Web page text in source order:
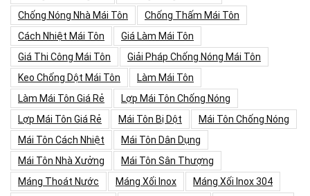
Chống Nóng Nhà Mái Tôn
Chống Thấm Mái Tôn
Cách Nhiệt Mái Tôn
Giá Làm Mái Tôn
Giá Thi Công Mái Tôn
Giải Pháp Chống Nóng Mái Tôn
Keo Chống Dột Mái Tôn
Làm Mái Tôn
Làm Mái Tôn Giá Rẻ
Lợp Mái Tôn Chống Nóng
Lợp Mái Tôn Giá Rẻ
Mái Tôn Bị Dột
Mái Tôn Chống Nóng
Mái Tôn Cách Nhiệt
Mái Tôn Dân Dụng
Mái Tôn Nhà Xưởng
Mái Tôn Sân Thượng
Máng Thoát Nước
Máng Xối Inox
Máng Xối Inox 304